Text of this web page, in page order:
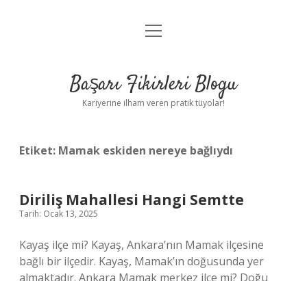
Anasayfa
Yasal Uyarı
menüyü
Başarı Fikirleri Blogu
Kariyerine ilham veren pratik tüyolar!
Etiket: Mamak eskiden nereye bağlıydı
Diriliş Mahallesi Hangi Semtte
Tarih: Ocak 13, 2025
Kayaş ilçe mi? Kayaş, Ankara’nın Mamak ilçesine
bağlı bir ilçedir. Kayaş, Mamak’ın doğusunda yer
almaktadır. Ankara Mamak merkez ilçe mi? Doğu